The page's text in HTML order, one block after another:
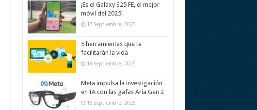
¡Es el Galaxy S25 FE, el mejor
móvil del 2025!
17 Septiembre, 2025
5 herramientas que te
facilitarán la vida
16 Septiembre, 2025
Meta impulsa la investigación
en IA con las gafas Aria Gen 2
15 Septiembre, 2025